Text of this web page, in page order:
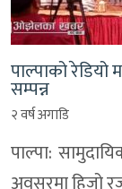
पाल्पाको रेडियो
सम्पन्न
२ वर्ष अगाडि
पाल्पा: